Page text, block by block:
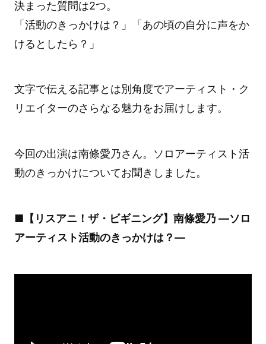
決まった質問は2つ。
「活動のきっかけは？」「あの頃の自分に声をか
けるとしたら？」
文字で伝える記事とは別角度でアーティスト・ク
リエイターのさらなる魅力をお届けします。
今回の出演は南條愛乃さん。ソロアーティスト活
動のきっかけについてお聞きしました。
■【リスアニ！ザ・ビギニング】南條愛乃 ―ソロ
アーティスト活動のきっかけは？―